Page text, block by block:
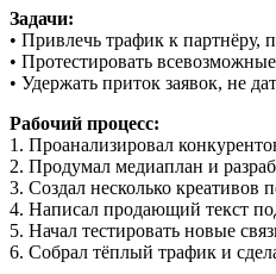
Задачи:
• Привлечь трафик к партнёру,
• Протестировать
• Удержать приток заявок, не
Рабочий процесс:
1. Проанализировал
2. Продумал медиаплан и
3. Создал несколько креативов
4. Написал продающий текст
5. Начал тестировать новые
6. Собрал тёплый трафик и